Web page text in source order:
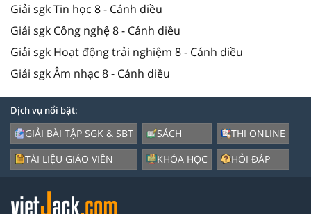
Giải sgk Tin học 8 - Cánh diều
Giải sgk Công nghệ 8 - Cánh diều
Giải sgk Hoạt động trải nghiệm 8 - Cánh diều
Giải sgk Âm nhạc 8 - Cánh diều
Dịch vụ nổi bật:
GIẢI BÀI TẬP SGK & SBT
TÀI LIỆU GIÁO VIÊN
SÁCH
KHÓA HỌC
THI ONLINE
HỎI ĐÁP